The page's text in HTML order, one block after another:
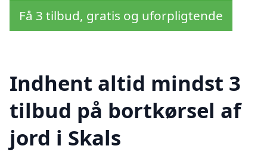
Få 3 tilbud, gratis og uforpligtende
Indhent altid mindst 3
tilbud på bortkørsel af
jord i Skals